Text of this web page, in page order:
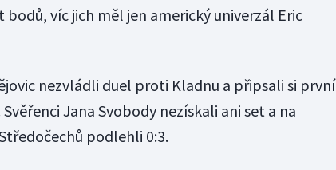
bodů, víc jich měl jen americký univerzál Eric
nezvládli duel proti Kladnu a připsali si první
Jana Svobody nezískali ani set a na
podlehli 0:3.